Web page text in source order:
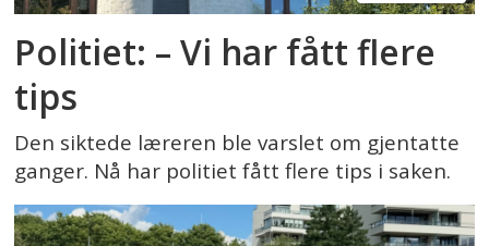
Politiet: – Vi har fått flere
tips
Den siktede læreren ble varslet om gjentatte
ganger. Nå har politiet fått flere tips i saken.